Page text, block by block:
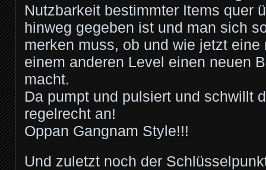
Nutzbarkeit bestimmter Items quer
hinweg gegeben ist und man sich
merken muss, ob und wie jetzt eine
einem anderen Level einen neuen
macht.
Da pumpt und pulsiert und schwillt
regelrecht an!
Oppan Gangnam Style!!!
Und zuletzt noch der